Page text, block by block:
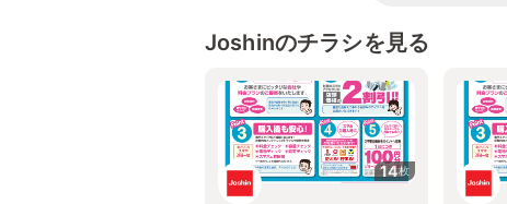
Joshinのチラシを見る
14枚